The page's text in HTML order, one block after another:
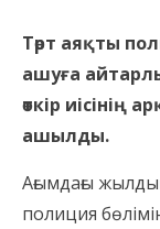
Төрт аяқты
ашуға
өткір
ашылды.
Ағымдағы
полиция